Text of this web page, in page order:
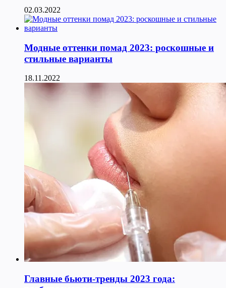
02.03.2022
Модные оттенки помад 2023: роскошные и
стильные варианты
18.11.2022
Главные бьюти-тренды 2023 года: